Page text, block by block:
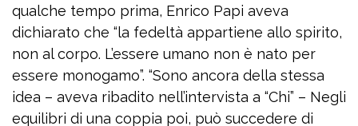
qualche tempo prima, Enrico Papi aveva
dichiarato che “la fedeltà appartiene allo spirito,
non al corpo. L’essere umano non è nato per
essere monogamo”. “Sono ancora della stessa
idea – aveva ribadito nell’intervista a “Chi” – Negli
equilibri di una coppia poi, può succedere di